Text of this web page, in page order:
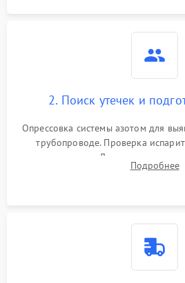
2. Поиск утечек и
Опрессовка системы азотом для
трубопроводе. Проверка
течеискателем. Демонтаж
продувка капиллярной трубки
Подробнее